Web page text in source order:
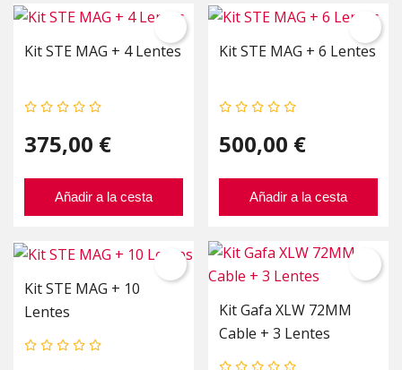
Kit STE MAG + 4 Lentes
375,00 €
Añadir a la cesta
Kit STE MAG + 6 Lentes
500,00 €
Añadir a la cesta
Kit STE MAG + 10
Lentes
Kit Gafa XLW 72MM
Cable + 3 Lentes